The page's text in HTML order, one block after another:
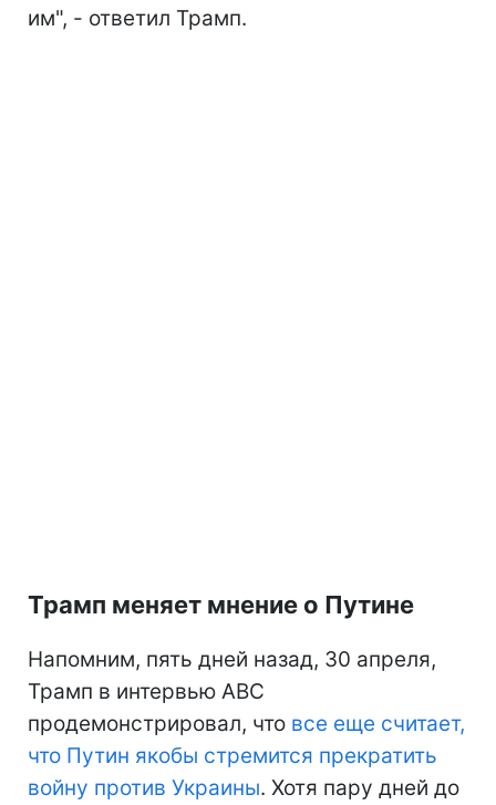
им", - ответил Трамп.
Трамп меняет мнение о Путине
Напомним, пять дней назад, 30 апреля,
Трамп в интервью ABC
продемонстрировал, что все еще считает,
что Путин якобы стремится прекратить
войну против Украины. Хотя пару дней до